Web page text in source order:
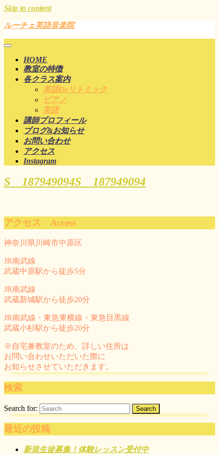
Skip to content
ルーチェ英語音楽院
HOME
教室の特徴
各クラス案内
英語deリトミック
ピアノ
英語
講師プロフィール
ブログ&お知らせ
お問い合わせ
アクセス
Instagram
S__187949094S__187949094
アクセス Access
神奈川県川崎市中原区
JR南武線
武蔵中原駅から徒歩5分
JR南武線
武蔵新城駅から徒歩20分
JR南武線・東急東横線・東急目黒線
武蔵小杉駅から徒歩20分
※自宅兼教室のため、詳しい住所は
お問い合わせいただいた際に
お知らせさせていただきます。
検索
Search for:
最近の投稿
新規生徒募集！体験レッスン受付中